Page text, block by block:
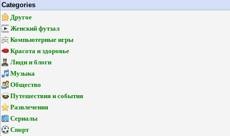
Categories
Другое
Женский футзал
Компьютерные игры
Красота и здоровье
Люди и блоги
Музыка
Общество
Путешествия и события
Развлечения
Сериалы
Спорт